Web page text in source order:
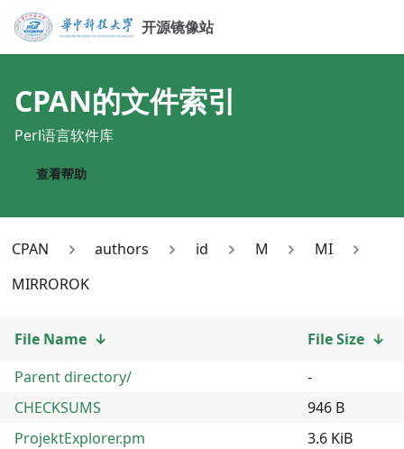
开源镜像站
CPAN的文件索引
Perl语言软件库
查看帮助
CPAN authors id M
MI
MIRROROK
File Name ↓ File Size ↓
Parent directory/
-
CHECKSUMS
946 B
ProjektExplorer.pm
3.6 KiB